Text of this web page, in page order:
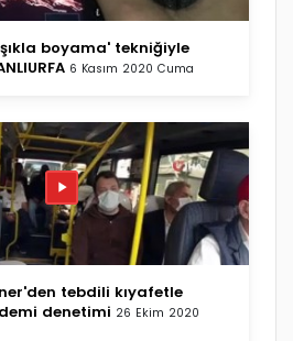
boyama' tekniğiyle
6 Kasım 2020 Cuma
tebdili kıyafetle
denetimi 26 Ekim 2020